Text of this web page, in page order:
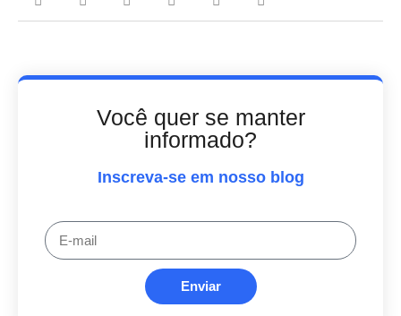
Você quer se manter
informado?
Inscreva-se em nosso blog
Enviar